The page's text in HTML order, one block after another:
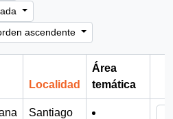
ascendente
Localidad
Área
temática
Santiago